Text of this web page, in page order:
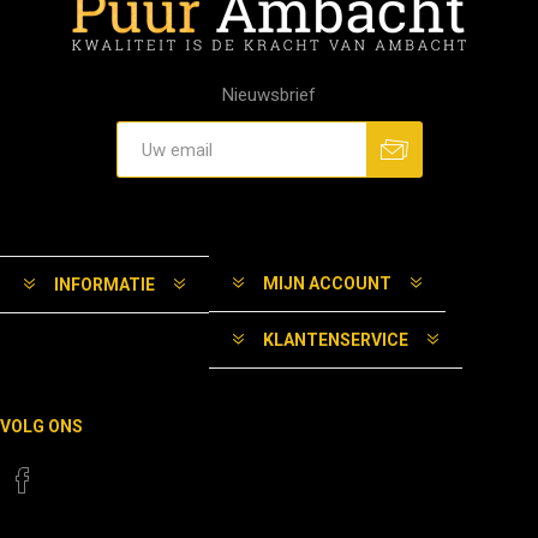
Nieuwsbrief
INFORMATIE MIJN ACCOUNT
KLANTENSERVICE
VOLG ONS